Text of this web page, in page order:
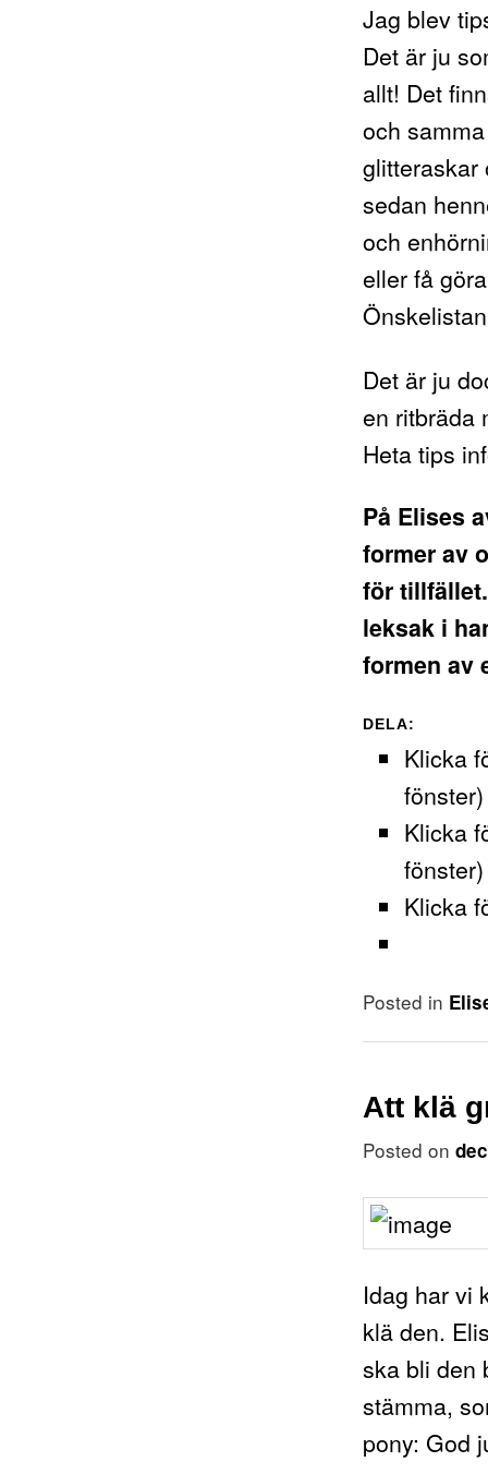
Jag blev
Det är ju
allt! Det
och
glitteraskar
sedan
och
eller få
Det är ju
en ritbräda
Heta tips
På Elises
former av
för
leksak i
formen av
DELA:
Klicka
fönster)
Klicka
fönster)
Klicka
Posted in
Att klä
Posted on
Idag har vi
klä den.
ska bli den
stämma,
pony: God